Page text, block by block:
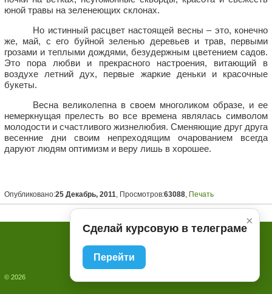
×
Сделай курсовую в телеграме
Перейти
юной травы на зеленеющих склонах.
Но истинный расцвет настоящей весны – это, конечно
же, май, с его буйной зеленью деревьев и трав, первыми
грозами и теплыми дождями, безудержным цветением садов.
Это пора любви и прекрасного настроения, витающий в
воздухе летний дух, первые жаркие деньки и красочные
букеты.
Весна великолепна в своем многоликом образе, и ее
немеркнущая прелесть во все времена являлась символом
молодости и счастливого жизнелюбия. Сменяющие друг друга
весенние дни своим непреходящим очарованием всегда
даруют людям оптимизм и веру лишь в хорошее.
Опубликовано:25 Декабрь, 2011, Просмотров:63088, Печать
© 2026
[ PG.t : 0.04 | DB.q : 7 | DB.t : 0.00 ]